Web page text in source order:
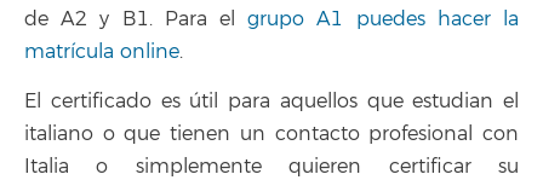
de A2 y B1. Para elgrupo A1 puedes hacer la
matrícula online.
El certificado es útil para aquellos que estudian el
italiano o que tienen un contacto profesional con
Italia o simplemente quieren certificar su